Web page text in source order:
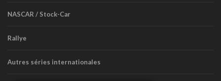
NASCAR / Stock-Car
Rallye
Autres séries internationales